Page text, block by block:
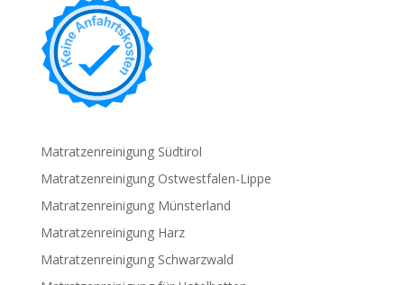
Matratzenreinigung Südtirol
Matratzenreinigung Ostwestfalen-Lippe
Matratzenreinigung Münsterland
Matratzenreinigung Harz
Matratzenreinigung Schwarzwald